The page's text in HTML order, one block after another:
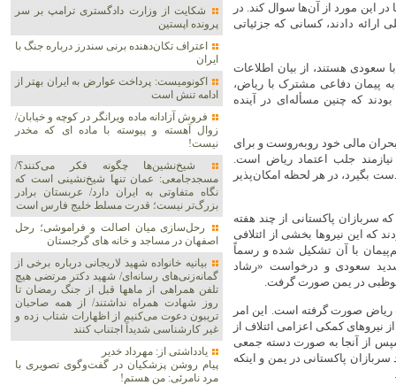
کرد تا در این مورد از آن‌ها سوال کند. در
ارائه دادند، کسانی که جزئیاتی
سعودی هستند، از بیان اطلاعات
به پیمان دفاعی مشترک با ریاض،
که چنین مسأله‌ای در آینده
بحران مالی خود روبه‌روست و برای
جلب اعتماد ریاض است.
بگیرد، در هر لحظه امکان‌پذیر
سربازان پاکستانی از چند هفته
که این نیروها بخشی از ائتلافی
با آن تشکیل شده و رسماً
سعودی و درخواست «رشاد
در یمن صورت گرفت.
ریاض صورت گرفته است. این امر
نیروهای کمکی اعزامی ائتلاف از
از آنجا به صورت دسته‌ جمعی
پاکستانی در یمن و اینکه
شکایت از وزارت دادگستری ترامپ بر سر
پرونده اپستین
اعتراف تکان‌دهنده برنی سندرز درباره جنگ با
ایران
اکونومیست: پرداخت عوارض به ایران بهتر از
ادامه تنش است
فروش آزادانه ماده ویرانگر در کوچه و خیابان/
زوال آهسته و پیوسته با ماده ای که مخدر
نیست!
شیخ‌نشین‌ها چگونه فکر می‌کنند؟/
مسجدجامعی: عمان تنها شیخ‌نشینی است که
نگاه متفاوتی به ایران دارد/ عربستان برادر
بزرگ‌تر نیست؛ قدرت مسلط خلیج فارس است
رحل‌سازی میان اصالت و فراموشی؛ رحل
اصفهان در مساجد و خانه های گرجستان
بیانیه خانواده شهید لاریجانی درباره برخی از
گمانه‌زنی‌های رسانه‌ای/ شهید دکتر مرتضی هیچ
تلفن همراهی از ماهها قبل از جنگ رمضان تا
روز شهادت همراه نداشتند/ از همه صاحبان
تریبون دعوت می‌کنیم از اظهارات شتاب زده و
غیر کارشناسی شدیداً اجتناب کنند
یادداشتی از: مهرداد خدیر
پیام روشن پزشکیان در گفت‌و‌گوی تصویری با
مرد نامرئی: من هستم!